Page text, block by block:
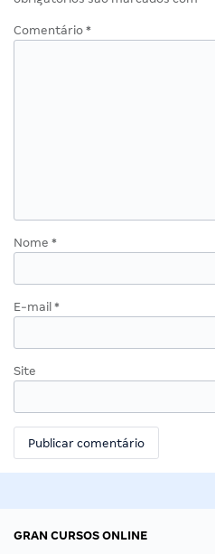
Comentário *
Nome *
E-mail *
Site
GRAN CURSOS ONLINE